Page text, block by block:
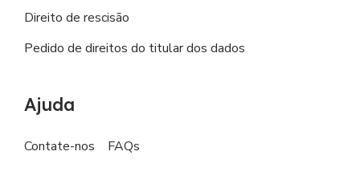
Direito de rescisão
Pedido de direitos do titular dos dados
Ajuda
Contate-nos FAQs